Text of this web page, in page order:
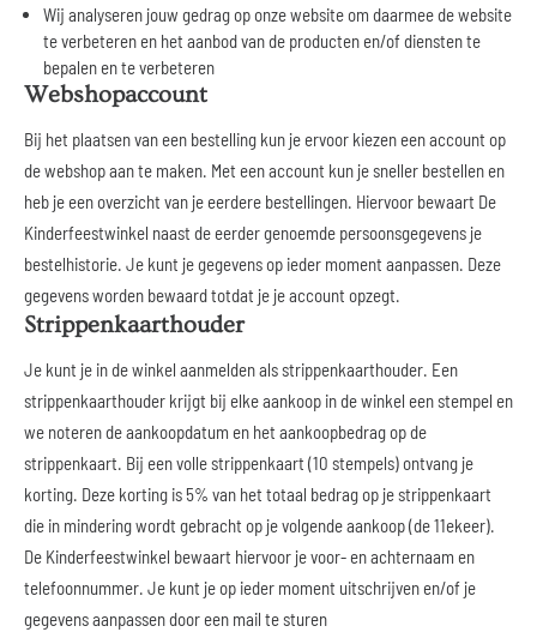
Wij analyseren jouw gedrag op onze website om daarmee de website
te verbeteren en het aanbod van de producten en/of diensten te
bepalen en te verbeteren
Webshopaccount
Bij het plaatsen van een bestelling kun je ervoor kiezen een account op
de webshop aan te maken. Met een account kun je sneller bestellen en
heb je een overzicht van je eerdere bestellingen. Hiervoor bewaart De
Kinderfeestwinkel naast de eerder genoemde persoonsgegevens je
bestelhistorie. Je kunt je gegevens op ieder moment aanpassen. Deze
gegevens worden bewaard totdat je je account opzegt.
Strippenkaarthouder
Je kunt je in de winkel aanmelden als strippenkaarthouder. Een
strippenkaarthouder krijgt bij elke aankoop in de winkel een stempel en
we noteren de aankoopdatum en het aankoopbedrag op de
strippenkaart. Bij een volle strippenkaart (10 stempels) ontvang je
korting. Deze korting is 5% van het totaal bedrag op je strippenkaart
die in mindering wordt gebracht op je volgende aankoop (de 11ekeer).
De Kinderfeestwinkel bewaart hiervoor je voor- en achternaam en
telefoonnummer. Je kunt je op ieder moment uitschrijven en/of je
gegevens aanpassen door een mail te sturen